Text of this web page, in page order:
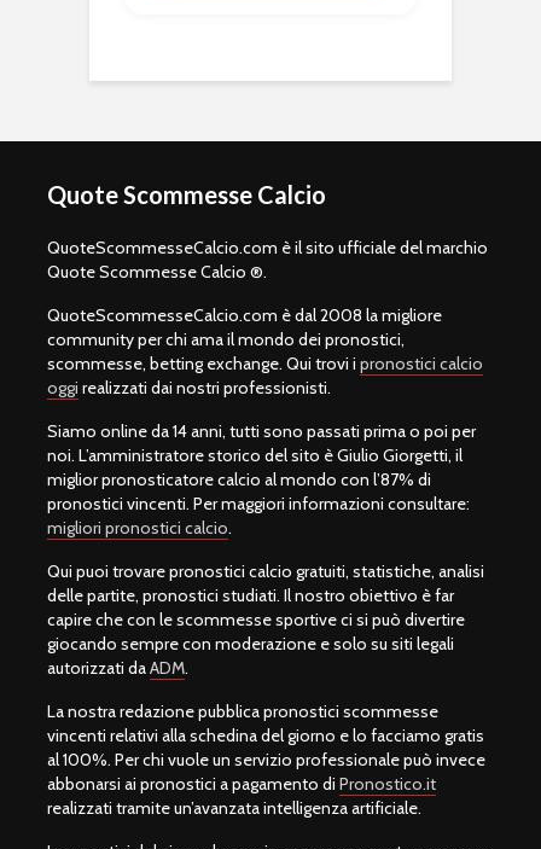
Quote Scommesse Calcio
QuoteScommesseCalcio.com è il sito ufficiale del marchio
Quote Scommesse Calcio ®.
QuoteScommesseCalcio.com è dal 2008 la migliore
community per chi ama il mondo dei pronostici,
scommesse, betting exchange. Qui trovi i pronostici calcio
oggi realizzati dai nostri professionisti.
Siamo online da 14 anni, tutti sono passati prima o poi per
noi. L’amministratore storico del sito è Giulio Giorgetti, il
miglior pronosticatore calcio al mondo con l’87% di
pronostici vincenti. Per maggiori informazioni consultare:
migliori pronostici calcio.
Qui puoi trovare pronostici calcio gratuiti, statistiche, analisi
delle partite, pronostici studiati. Il nostro obiettivo è far
capire che con le scommesse sportive ci si può divertire
giocando sempre con moderazione e solo su siti legali
autorizzati daADM.
La nostra redazione pubblica pronostici scommesse
vincenti relativi alla schedina del giorno e lo facciamo gratis
al 100%. Per chi vuole un servizio professionale può invece
abbonarsi ai pronostici a pagamento di Pronostico.it
realizzati tramite un’avanzata intelligenza artificiale.